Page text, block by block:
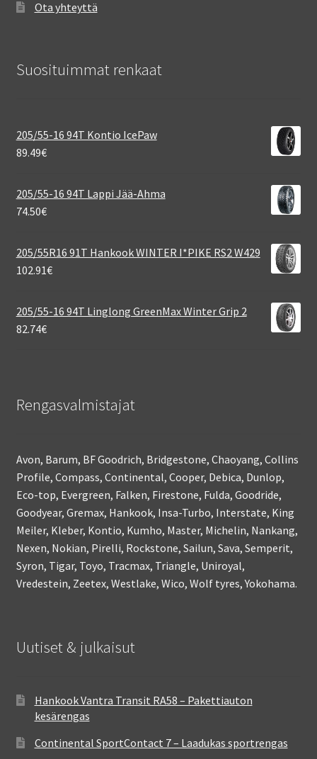
Ota yhteyttä
Suosituimmat renkaat
205/55-16 94T Kontio IcePaw
89.49€
205/55-16 94T Lappi Jää-Ahma
74.50€
205/55R16 91T Hankook WINTER I*PIKE RS2 W429
102.91€
205/55-16 94T Linglong GreenMax Winter Grip 2
82.74€
Rengasvalmistajat
Avon, Barum, BF Goodrich, Bridgestone, Chaoyang, Collins
Profile, Compass, Continental, Cooper, Debica, Dunlop,
Eco-top, Evergreen, Falken, Firestone, Fulda, Goodride,
Goodyear, Gremax, Hankook, Insa-Turbo, Interstate, King
Meiler, Kleber, Kontio, Kumho, Master, Michelin, Nankang,
Nexen, Nokian, Pirelli, Rockstone, Sailun, Sava, Semperit,
Syron, Tigar, Toyo, Tracmax, Triangle, Uniroyal,
Vredestein, Zeetex, Westlake, Wico, Wolf tyres, Yokohama.
Uutiset & julkaisut
Hankook Vantra Transit RA58 – Pakettiauton
kesärengas
Continental SportContact 7 – Laadukas sportrengas